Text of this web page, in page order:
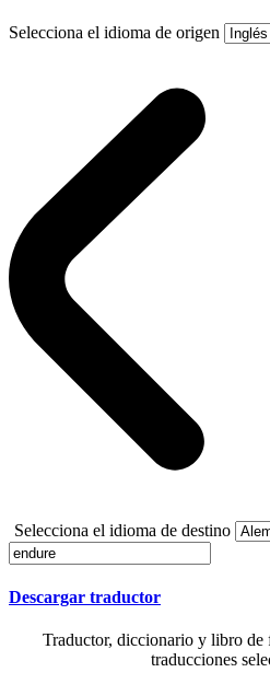
Selecciona el idioma de origen
Selecciona el idioma de destino
Descargar traductor
Traductor, diccionario y libro de
traducciones